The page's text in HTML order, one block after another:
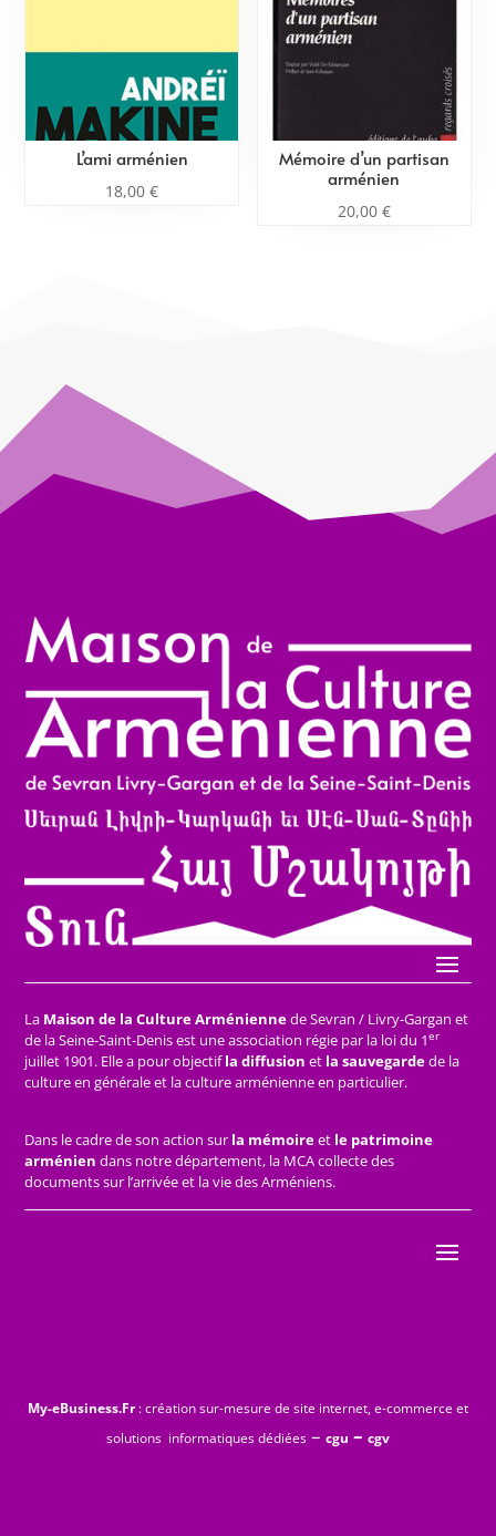
L’ami arménien
18,00€
Mémoire d’un partisan
arménien
20,00 €
La Maison de la Culture Arméniennede Sevran / Livry-Gargan et
de la Seine-Saint-Denis est une association régie par la loi du 1er
juillet 1901. Elle a pour objectifla diffusion et la sauvegardede la
culture en générale et la culture arménienne en particulier.
Dans le cadre de son action sur la mémoireet le patrimoine
arménien dans notre département, la MCA collecte des
documents sur l’arrivée et la vie des Arméniens.
My-eBusiness.Fr: création sur-mesure de site internet, e-commerce et
solutions informatiques dédiées – cgu – cgv